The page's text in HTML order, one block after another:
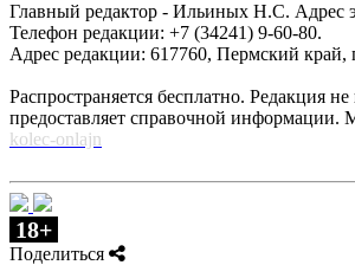
Главный редактор - Ильиных Н.С. Адрес
Телефон редакции: +7 (34241) 9-60-80.
Адрес редакции: 617760, Пермский
Распространяется бесплатно. Редакция
предоставляет справочной информации.
kolec-onlajn
18+
Поделиться